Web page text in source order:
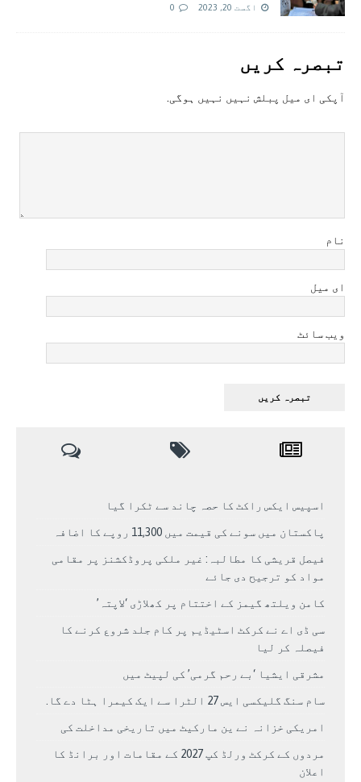
اگست 20, 2023 0
تبصرہ کريں
آپکی ای ميل پبلش نہيں نہيں ہوگی.
نام
ای میل
ویب سائٹ
اسپیس ایکس راکٹ کا حصہ چاند سے ٹکرا گیا
پاکستان میں سونے کی قیمت میں 11,300 روپے کا اضافہ
فیصل قریشی کا مطالبہ: غیر ملکی پروڈکشنز پر مقامی
مواد کو ترجیح دی جائے
کامن ویلتھ گیمز کے اختتام پر کھلاڑی ‘لاپتہ’
سی ڈی اے نے کرکٹ اسٹیڈیم پر کام جلد شروع کرنے کا
فیصلہ کر لیا
مشرقی ایشیا ‘بے رحم گرمی’ کی لپیٹ میں
سام سنگ گلیکسی ایس 27 الٹرا سے ایک کیمرا ہٹا دے گا.
امریکی خزانہ نے ین مارکیٹ میں تاریخی مداخلت کی
مردوں کے کرکٹ ورلڈ کپ 2027 کے مقامات اور برانڈ کا
اعلان